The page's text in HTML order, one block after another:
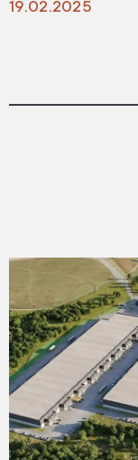
19.02.2025